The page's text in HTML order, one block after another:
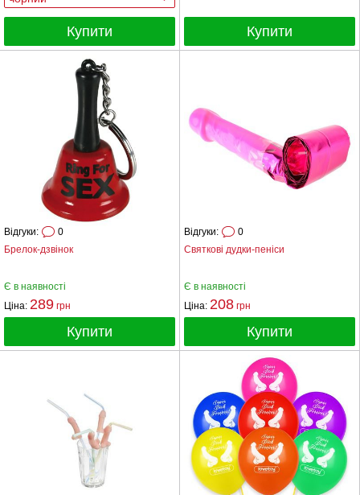
Купити Купити
Брелок-дзвінок
Відгуки: 0
Є в наявності
Ціна: 289 грн
Купити
Святкові дудки-пеніси
Відгуки: 0
Є в наявності
Ціна: 208 грн
Купити